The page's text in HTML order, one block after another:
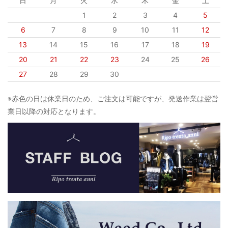
1
2 3 4
5
6
7 8 9 10 11
12
13
14 15 16 17 18
19
20
21 22 23 24 25
26
27
28 29 30
※赤色の日は休業日のため、ご注文は可能ですが、発送作業は翌営
業日以降の対応となります。